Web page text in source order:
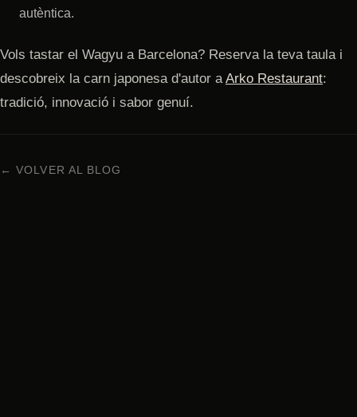
autèntica.
Vols tastar el Wagyu a Barcelona? Reserva la teva taula i
descobreix la carn japonesa d'autor aArko Restaurant:
tradició, innovació i sabor genuí.
← VOLVER AL BLOG